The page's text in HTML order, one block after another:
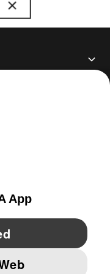
IMPRINT AND LEGAL DATA